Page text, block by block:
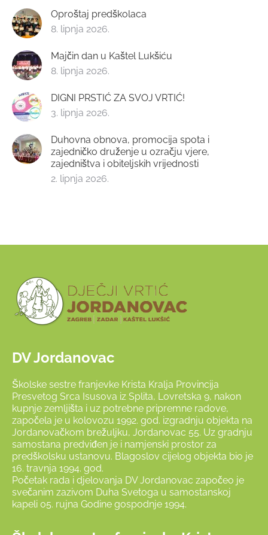
Oproštaj predškolaca
8. lipnja 2026.
Majčin dan u Kaštel Lukšiću
8. lipnja 2026.
DIGNI PRSTIĆ ZA SVOJ VRTIĆ!
3. lipnja 2026.
Duhovna obnova, promocija spota i
zajedničko druženje u ozračju vjere,
zajedništva i obiteljskih vrijednosti
2. lipnja 2026.
DV Jordanovac
Školske sestre franjevke Krista Kralja Provincija
Presvetog Srca Isusova iz Splita, Lovretska 9, nakon
kupnje zemljišta i uz potrebne pripremne radove,
započela je u kolovozu 1992. god. izgradnju objekta na
Jordanovačkom brežuljku, Jordanovac 55. Uz gradnju
samostana predviđen je i namjenski prostor za
predškolsku ustanovu. Blagoslov cijelog objekta bio je
16. travnja 1994. god.
Početak rada i djelovanja DV Jordanovac započeo je
svečanim zazivom Duha Svetoga u samostanskoj
kapeli 05. rujna Godine gospodnje 1994.